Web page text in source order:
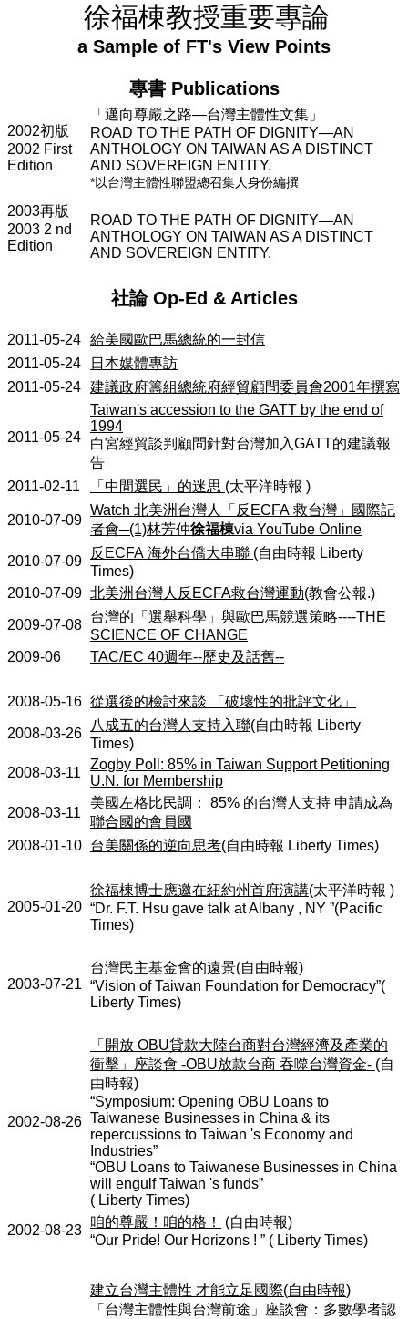
徐福棟教授重要專論
a Sample of FT's View Points
專書Publications
2002初版
2002 First
Edition
「邁向尊嚴之路—台灣主體性文集」
ROAD TO THE PATH OF DIGNITY—AN
ANTHOLOGY ON TAIWAN AS A DISTINCT
AND SOVEREIGN ENTITY.
*以台灣主體性聯盟總召集人身份編撰
2003再版
2003 2 nd
Edition
ROAD TO THE PATH OF DIGNITY—AN
ANTHOLOGY ON TAIWAN AS A DISTINCT
AND SOVEREIGN ENTITY.
社論Op-Ed & Articles
2011-05-24 給美國歐巴馬總統的一封信
2011-05-24
日本媒體專訪
2011-05-24 建議政府籌組總統府經貿顧問委員會2001年撰寫
2011-05-24
Taiwan's accession to the GATT by the end of
1994
白宮經貿談判顧問針對台灣加入GATT的建議報
告
2011-02-11
「中間選民」的迷思 (太平洋時報 )
2010-07-09
Watch 北美洲台灣人「反 ECFA 救台灣」國際記
者會─(1)林芳仲徐福棟via YouTube Online
2010-07-09
反 ECFA 海外台僑大串聯 (自由時報 Liberty
Times)
2010-07-09 北美洲台灣人反 ECFA救台灣運動(教會公報.)
2009-07-08
台灣的「選舉科學」與歐巴馬競選策略----THE
SCIENCE OF CHANGE
2009-06
TAC/EC 40週年--歷史及話舊--
2008-05-16 從選後的檢討來談 「破壞性的批評文化」
2008-03-26
八成五的台灣人支持入聯(自由時報 Liberty
Times)
2008-03-11
Zogby Poll: 85% in Taiwan Support Petitioning
U.N. for Membership
2008-03-11
美國左格比民調： 85% 的台灣人支持 申請成為
聯合國的會員國
2008-01-10 台美關係的逆向思考(自由時報 Liberty Times)
2005-01-20
徐福棟博士應邀在紐約州首府演講(太平洋時報 )
“Dr. F.T. Hsu gave talk at Albany , NY ”(Pacific
Times)
2003-07-21
台灣民主基金會的遠景(自由時報)
“Vision of Taiwan Foundation for Democracy”(
Liberty Times)
2002-08-26
「開放 OBU貸款大陸台商對台灣經濟及產業的
衝擊」座談會 -OBU放款台商 吞噬台灣資金- (自
由時報)
“Symposium: Opening OBU Loans to
Taiwanese Businesses in China & its
repercussions to Taiwan 's Economy and
Industries”
“OBU Loans to Taiwanese Businesses in China
will engulf Taiwan 's funds”
( Liberty Times)
2002-08-23
咱的尊嚴！咱的格！ (自由時報)
“Our Pride! Our Horizons ! ” ( Liberty Times)
建立台灣主體性 才能立足國際(自由時報)
「台灣主體性與台灣前途」座談會：多數學者認